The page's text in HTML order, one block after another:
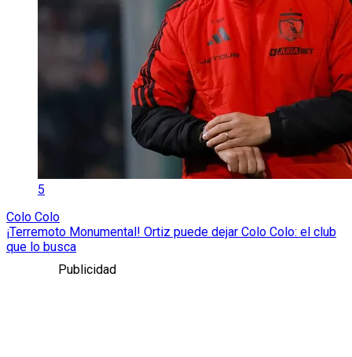
5
Colo Colo
¡Terremoto Monumental! Ortiz puede dejar Colo Colo: el club
que lo busca
Publicidad